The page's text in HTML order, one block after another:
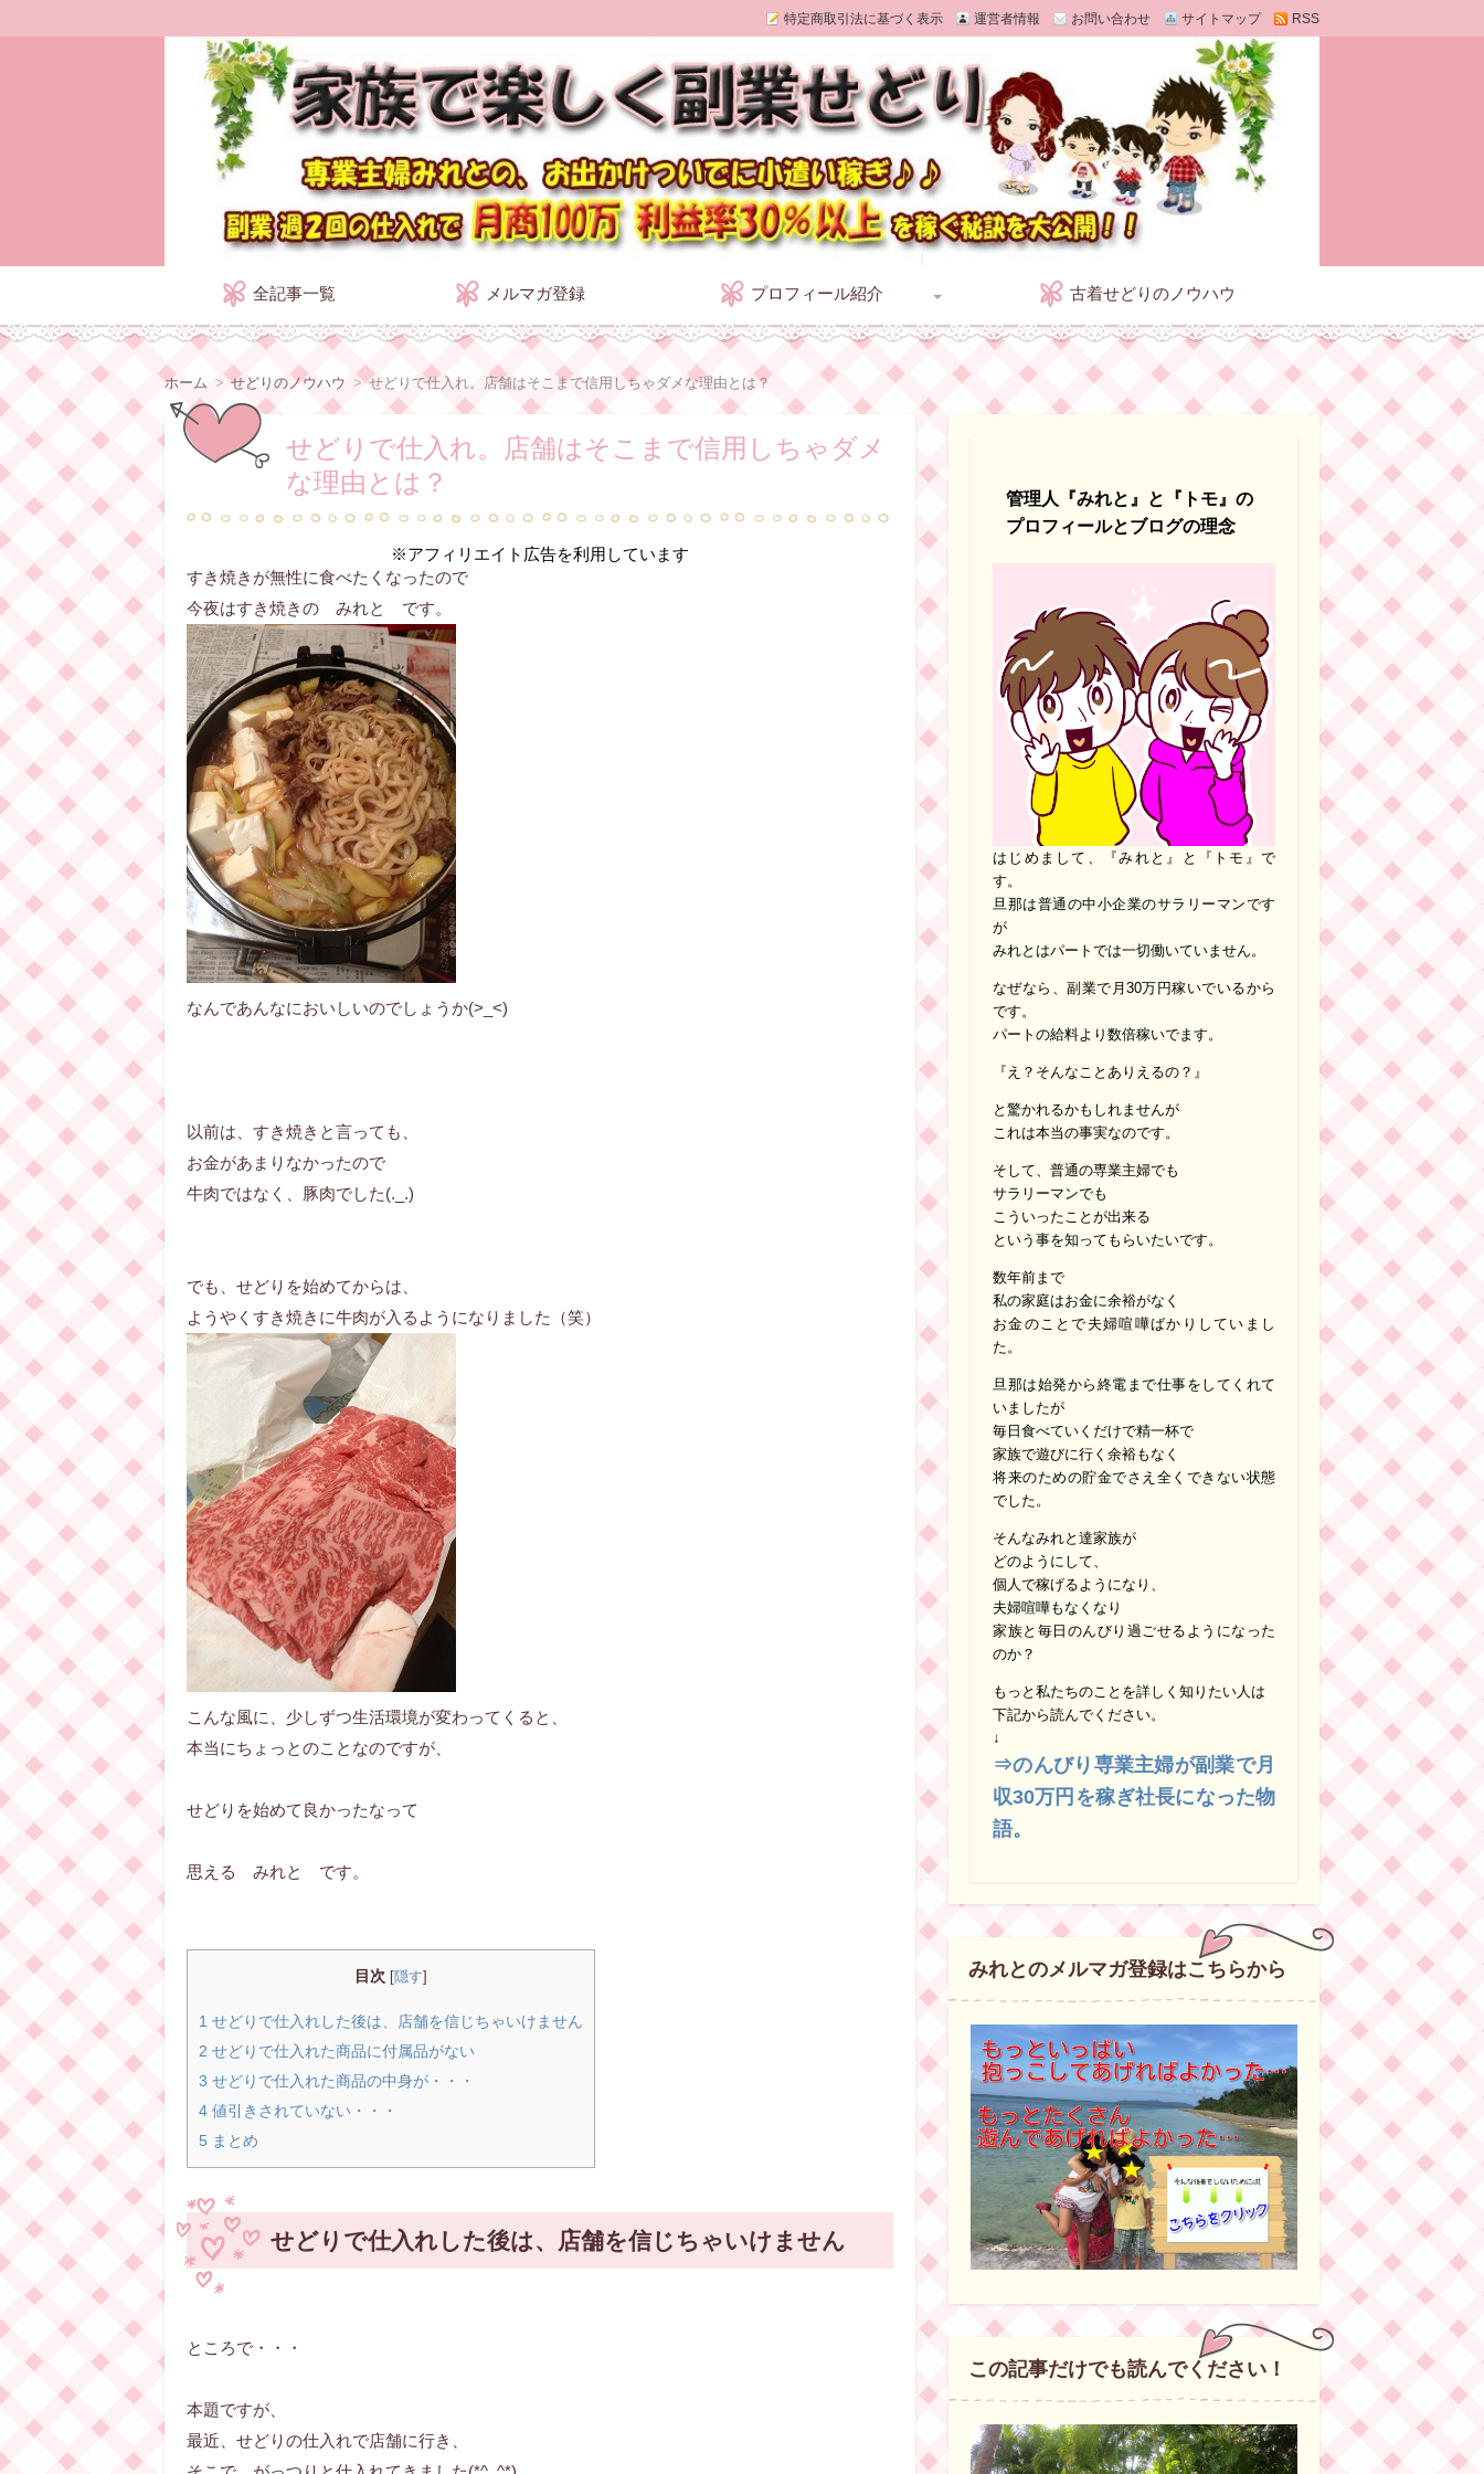
特定商取引法に基づく表示 運営者情報 お問い合わせ サイトマップ RSS
家族で楽しく副業せどり
ン
ツ
動
全記事一覧 メルマガ登録 プロフィール紹介
みれとのプロフィール
旦那トモのプロフィール
古着せどりのノウハウ
ホーム せどりのノウハウ せどりで仕入れ。店舗はそこまで信用しちゃダメな理由とは？
せどりで仕入れ。店舗はそこまで信用しちゃダメ
な理由とは？
※アフィリエイト広告を利用しています
すき焼きが無性に食べたくなったので
今夜はすき焼きの みれと です。
なんであんなにおいしいのでしょうか(>_<)
以前は、すき焼きと言っても、
お金があまりなかったので
牛肉ではなく、豚肉でした(._.)
でも、せどりを始めてからは、
ようやくすき焼きに牛肉が入るようになりました（笑）
こんな風に、少しずつ生活環境が変わってくると、
本当にちょっとのことなのですが、
せどりを始めて良かったなって
思える みれと です。
目次 [隠す]
1 せどりで仕入れした後は、店舗を信じちゃいけません
2 せどりで仕入れた商品に付属品がない
3 せどりで仕入れた商品の中身が・・・
4 値引きされていない・・・
5 まとめ
せどりで仕入れした後は、店舗を信じちゃいけません
ところで・・・
本題ですが、
最近、せどりの仕入れで店舗に行き、
管理人『みれと』と『トモ』の
プロフィールとブログの理念
はじめまして、『みれと』と『トモ』で
す。
旦那は普通の中小企業のサラリーマンです
が
みれとはパートでは一切働いていません。
なぜなら、副業で月30万円稼いでいるから
です。
パートの給料より数倍稼いでます。
『え？そんなことありえるの？』
と驚かれるかもしれませんが
これは本当の事実なのです。
そして、普通の専業主婦でも
サラリーマンでも
こういったことが出来る
という事を知ってもらいたいです。
数年前まで
私の家庭はお金に余裕がなく
お金のことで夫婦喧嘩ばかりしていまし
た。
旦那は始発から終電まで仕事をしてくれて
いましたが
毎日食べていくだけで精一杯で
家族で遊びに行く余裕もなく
将来のための貯金でさえ全くできない状態
でした。
そんなみれと達家族が
どのようにして、
個人で稼げるようになり、
夫婦喧嘩もなくなり
家族と毎日のんびり過ごせるようになった
のか？
もっと私たちのことを詳しく知りたい人は
下記から読んでください。
↓
⇒のんびり専業主婦が副業で月
収30万円を稼ぎ社長になった物
語。
みれとのメルマガ登録はこちらから
この記事だけでも読んでください！